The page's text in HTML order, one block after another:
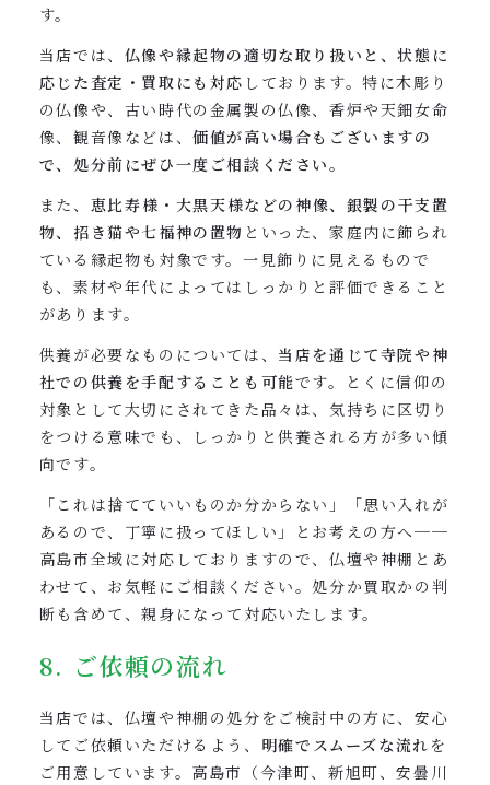
す。
当店では、 仏像や縁起物の適切な取り扱いと、状態に
応じた査定・買取にも対応 しております。特に木彫り
の仏像や、古い時代の金属製の仏像、香炉や天鈿女命
像、観音像などは、価値が高い場合もございますの
で、処分前にぜひ一度ご相談ください。
また、 恵比寿様・大黒天様などの神像、銀製の干支置
物、招き猫や七福神の置物 といった、家庭内に飾られ
ている縁起物も対象です。一見飾りに見えるもので
も、素材や年代によってはしっかりと評価できること
があります。
供養が必要なものについては、 当店を通じて寺院や神
社での供養を手配することも可能です。とくに信仰の
対象として大切にされてきた品々は、気持ちに区切り
をつける意味でも、しっかりと供養される方が多い傾
向です。
「これは捨てていいものか分からない」「思い入れが
あるので、丁寧に扱ってほしい」とお考えの方へ──
高島市全域に対応しておりますので、仏壇や神棚とあ
わせて、お気軽にご相談ください。処分か買取かの判
断も含めて、親身になって対応いたします。
8. ご依頼の流れ
当店では、仏壇や神棚の処分をご検討中の方に、安心
してご依頼いただけるよう、 明確でスムーズな流れ を
ご用意しています。高島市（今津町、新旭町、安曇川